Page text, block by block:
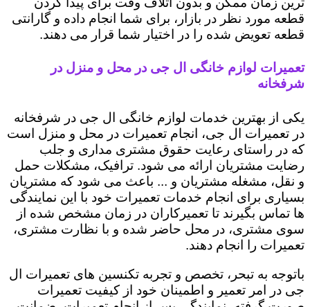
قطعه مورد نظر در بازار، برای شما انجام داده و گارانتی
قطعه تعویض شده را در اختیار شما قرار می دهند.
تعمیرات لوازم خانگی ال جی در محل و منزل در
شرفخانه
یکی از بهترین خدمات لوازم خانگی ال جی در شرفخانه
در تعمیرات ال جی، انجام تعمیرات در محل و منزل است
که در راستای رعایت حقوق مشتری مداری و جلب
رضایت مشتریان ارائه می شود. ترافیک، مشکلات حمل
و نقل، مشغله مشتریان و ... باعث می شود که مشتریان
بسیاری برای انجام خدمات تعمیرات خود با این نمایندگی
ها تماس بگیرند تا تعمیرکاران در زمان مشخص شده از
سوی مشتری، در محل حاضر شده و با نظارت مشتری،
تعمیرات را انجام دهند.
باتوجه به تبحر، تخصص و تجربه تکنسین های تعمیرات ال
جی در امر تعمیر و اطمینان خود از کیفیت تعمیرات